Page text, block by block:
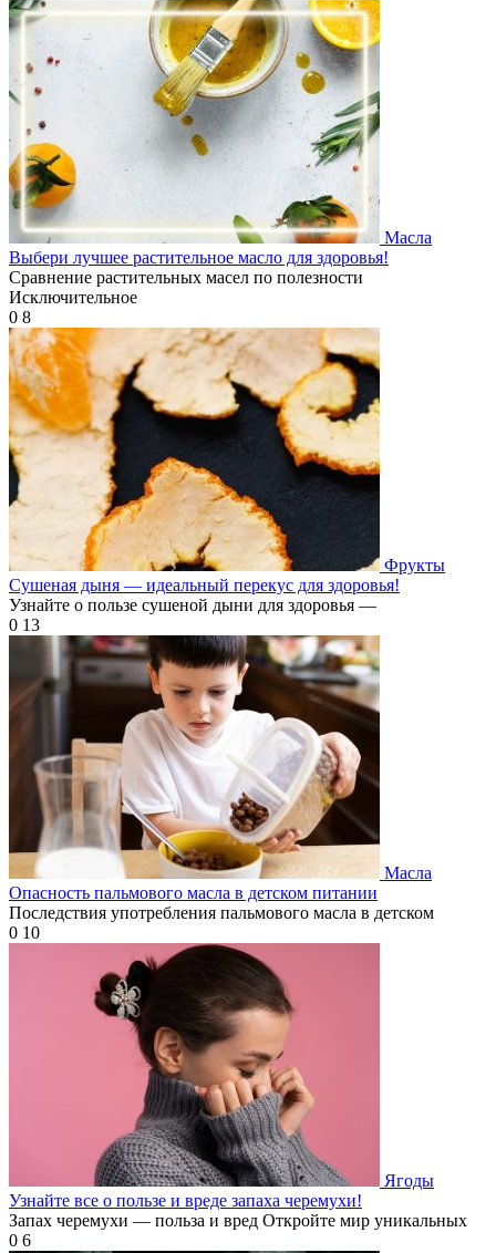
Масла
Выбери лучшее растительное масло для здоровья!
Сравнение растительных масел по полезности
Исключительное
0 8
Фрукты
Сушеная дыня — идеальный перекус для здоровья!
Узнайте о пользе сушеной дыни для здоровья —
0 13
Масла
Опасность пальмового масла в детском питании
Последствия употребления пальмового масла в детском
0 10
Ягоды
Узнайте все о пользе и вреде запаха черемухи!
Запах черемухи — польза и вред Откройте мир уникальных
0 6